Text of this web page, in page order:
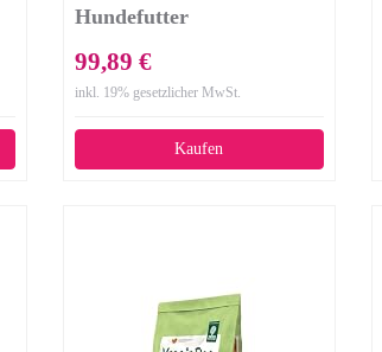
Hundefutter
99,89 €
inkl. 19% gesetzlicher MwSt.
Kaufen